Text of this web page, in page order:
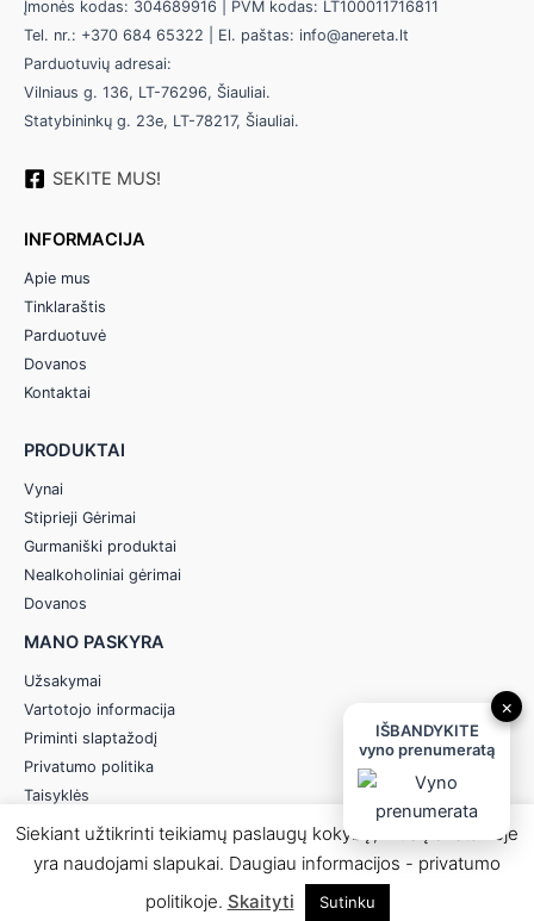
Įmonės kodas: 304689916 | PVM kodas: LT100011716811
Tel. nr.: +370 684 65322 | El. paštas: info@anereta.lt
Parduotuvių adresai:
Vilniaus g. 136, LT-76296, Šiauliai.
Statybininkų g. 23e, LT-78217, Šiauliai.
SEKITE MUS!
INFORMACIJA
Apie mus
Tinklaraštis
Parduotuvė
Dovanos
Kontaktai
PRODUKTAI
Vynai
Stiprieji Gėrimai
Gurmaniški produktai
Nealkoholiniai gėrimai
Dovanos
MANO PASKYRA
Užsakymai
Vartotojo informacija
Priminti slaptažodį
Privatumo politika
Taisyklės
© 2026 Anereta - Skonio Namai
Siekiant užtikrinti teikiamų paslaugų kokybę, mūsų svetainėje
yra naudojami slapukai. Daugiau informacijos - privatumo
politikoje. Skaityti Sutinku
×
IŠBANDYKITE
vyno prenumeratą